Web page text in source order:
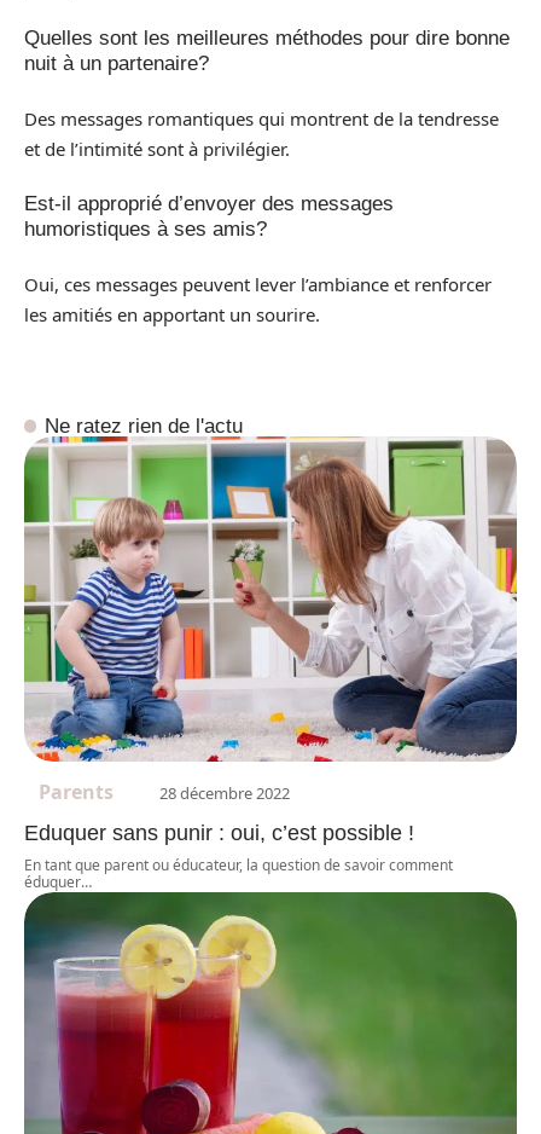
Quelles sont les meilleures méthodes pour dire bonne
nuit à un partenaire?
Des messages romantiques qui montrent de la tendresse
et de l’intimité sont à privilégier.
Est-il approprié d’envoyer des messages
humoristiques à ses amis?
Oui, ces messages peuvent lever l’ambiance et renforcer
les amitiés en apportant un sourire.
Ne ratez rien de l'actu
Parents 28 décembre 2022
Eduquer sans punir : oui, c’est possible !
En tant que parent ou éducateur, la question de savoir comment
éduquer…